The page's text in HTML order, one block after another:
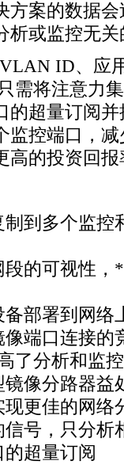
方案的数据
析或监控无
ID、应
需将注意力
的超量订阅
监控端口，
高的投资回报
到多个监控
的可视性， *
部署到网络
端口连接的
了分析和监
镜像分路器
更佳的网络
号，只分析
超量订阅